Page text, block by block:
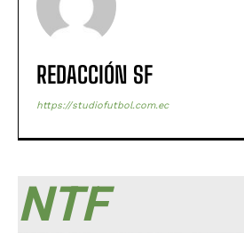
REDACCIÓN SF
https://studiofutbol.com.ec
NTF